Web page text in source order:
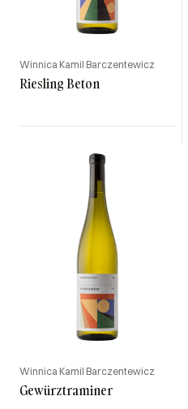
Winnica Kamil Barczentewicz
Riesling Beton
Winnica Kamil Barczentewicz
Gewürztraminer